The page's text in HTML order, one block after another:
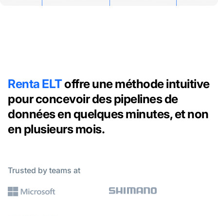
Renta ELToffre une méthode intuitive
pour concevoir des pipelines de
données en quelques minutes, et non
en plusieurs mois.
Trusted by teams at